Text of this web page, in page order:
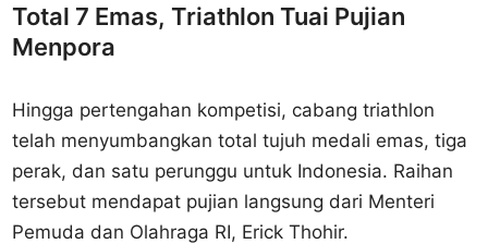
Total 7 Emas, Triathlon Tuai Pujian
Menpora
Hingga pertengahan kompetisi, cabang triathlon
telah menyumbangkan total tujuh medali emas, tiga
perak, dan satu perunggu untuk Indonesia. Raihan
tersebut mendapat pujian langsung dari Menteri
Pemuda dan Olahraga RI, Erick Thohir.